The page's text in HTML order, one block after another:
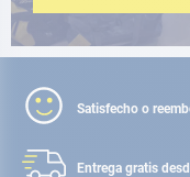
Satisfecho o
Entrega gratis